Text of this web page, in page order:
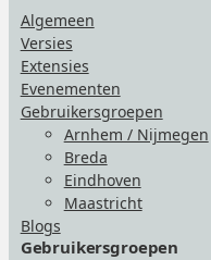
Algemeen
Versies
Extensies
Evenementen
Gebruikersgroepen
Arnhem / Nijmegen
Breda
Eindhoven
Maastricht
Blogs
Gebruikersgroepen